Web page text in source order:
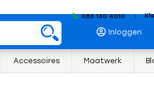
085 130 4010
|
Inloggen
Accessoires Maatwerk